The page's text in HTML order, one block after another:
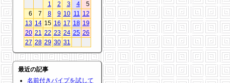
1
2 3 4
5
6
7 8 9 10 11 12
13 14 15 16 17 18 19
20 21 22 23 24 25 26
27 28 29 30 31
最近の記事
名前付きパイプを試して